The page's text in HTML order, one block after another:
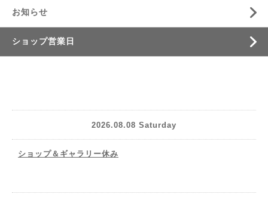
お知らせ
ショップ営業日
2026.08.08 Saturday
ショップ＆ギャラリー休み